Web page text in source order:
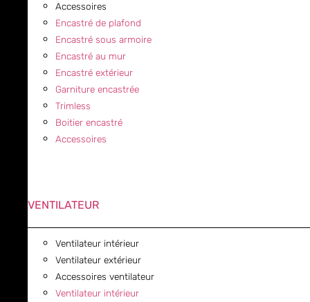
Accessoires
Encastré de plafond
Encastré sous armoire
Encastré au mur
Encastré extérieur
Garniture encastrée
Trimless
Boitier encastré
Accessoires
VENTILATEUR
Ventilateur intérieur
Ventilateur extérieur
Accessoires ventilateur
Ventilateur intérieur